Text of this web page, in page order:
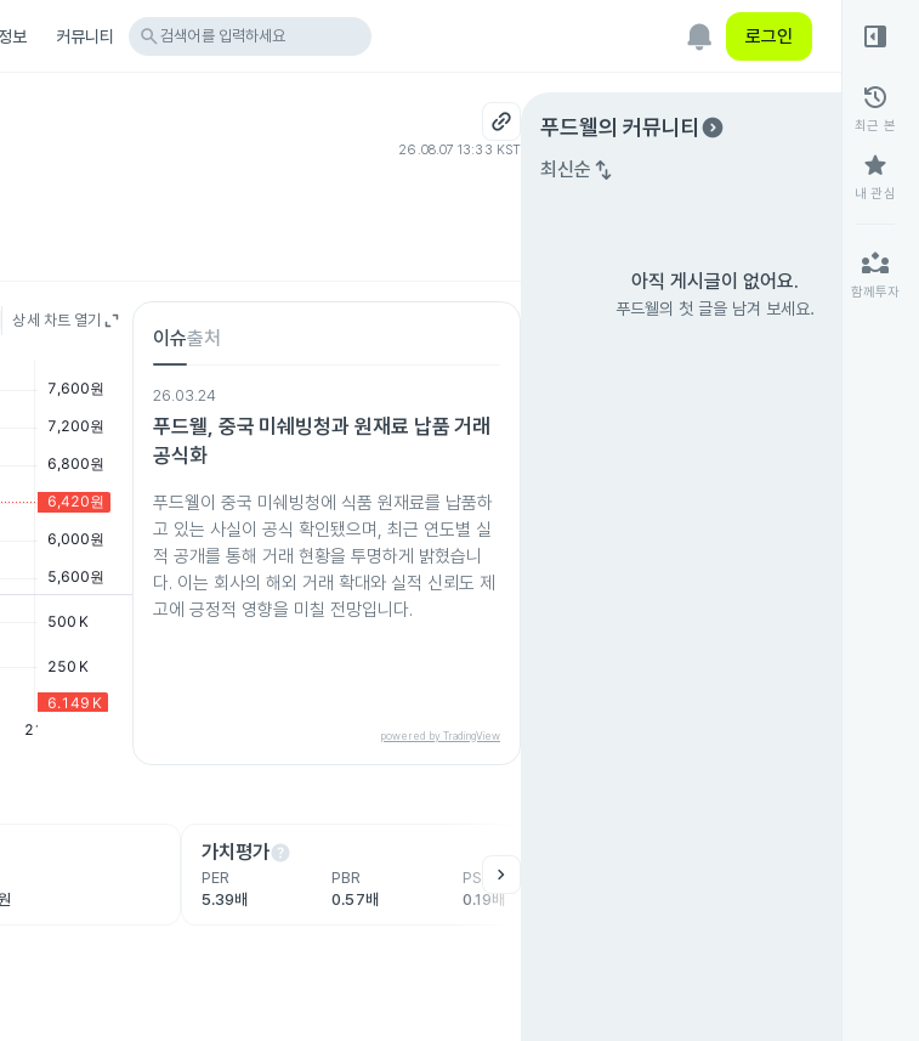
보 커뮤니티 search 검색어를 입력하세요 로그인
26.08.07 13:33 KST
상세 차트 열기
이슈출처
26.03.24
푸드웰, 중국 미쉐빙청과 원재료 납품 거래
공식화
푸드웰이 중국 미쉐빙청에 식품 원재료를 납품하
고 있는 사실이 공식 확인됐으며, 최근 연도별 실
적 공개를 통해 거래 현황을 투명하게 밝혔습니
다. 이는 회사의 해외 거래 확대와 실적 신뢰도 제
고에 긍정적 영향을 미칠 전망입니다.
powered by TradingView
가치평가help
PER
5.39배
PBR
0.57배
PSR
0.19배
chevron_right
푸드웰의 커뮤니티 expand_circle_right
최신순 swap_vert
아직 게시글이 없어요.
푸드웰의 첫 글을 남겨 보세요.
right_panel_open
history
최근 본
star
내 관심
partner_exchange
함께투자